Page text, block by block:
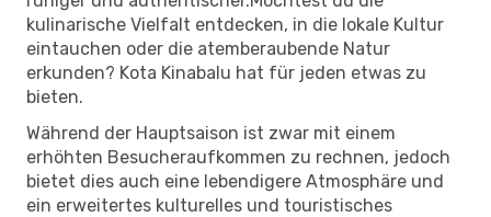
kulinarische Vielfalt entdecken, in die lokale Kultur
eintauchen oder die atemberaubende Natur
erkunden? Kota Kinabalu hat für jeden etwas zu
bieten.
Während der Hauptsaison ist zwar mit einem
erhöhten Besucheraufkommen zu rechnen, jedoch
bietet dies auch eine lebendigere Atmosphäre und
ein erweitertes kulturelles und touristisches